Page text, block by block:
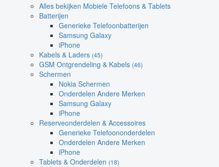
Alles bekijken Mobiele Telefoons & Tablets
Batterijen
Generieke Telefoonbatterijen
Samsung Galaxy
iPhone
Kabels & Laders (45)
GSM Ontgrendeling & Kabels (46)
Schermen
Nokia Schermen
Onderdelen Andere Merken
Samsung Galaxy
iPhone
Reserveonderdelen & Accessoires
Generieke Telefoononderdelen
Onderdelen Andere Merken
iPhone
Tablets & Onderdelen (18)